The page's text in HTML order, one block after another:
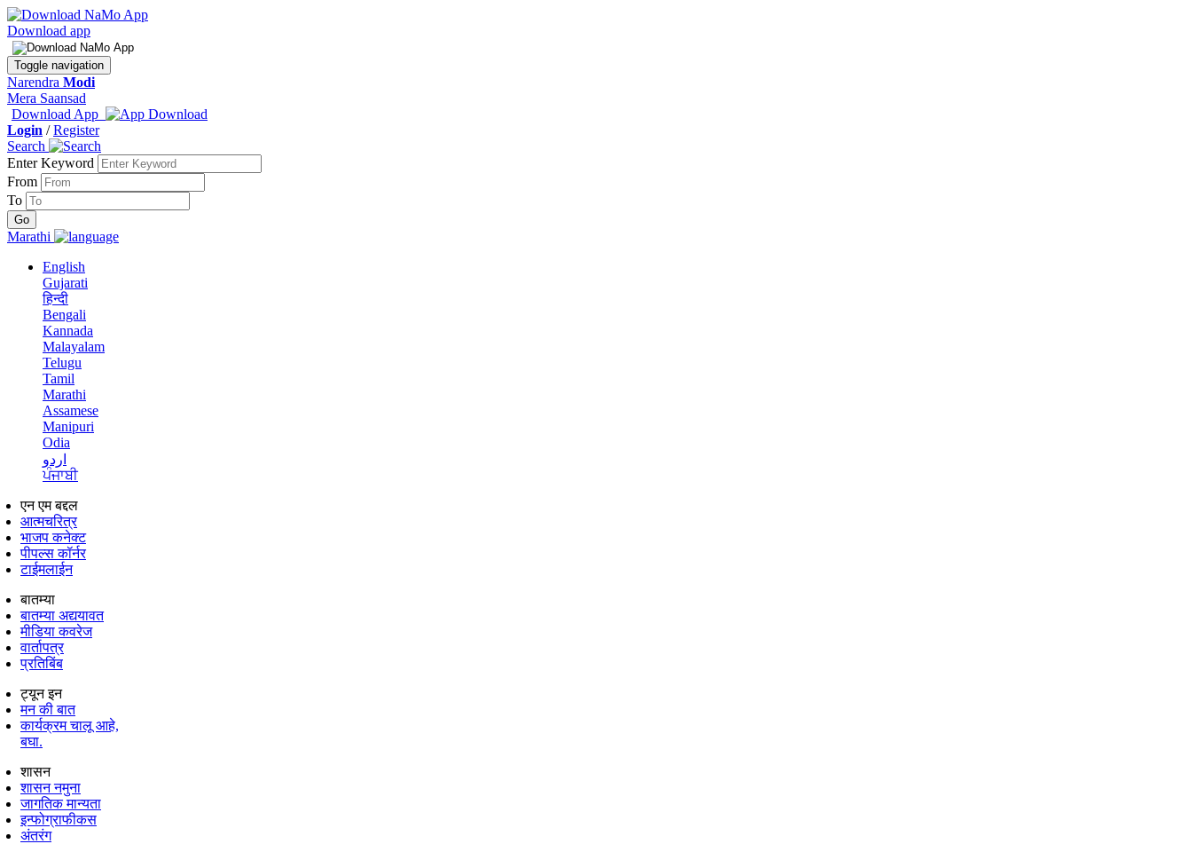
Download app
Toggle navigation
Narendra Modi
Mera Saansad
Download App
Login /Register
Search
Enter Keyword
From
To
Marathi
English
Gujarati
हिन्दी
Bengali
Kannada
Malayalam
Telugu
Tamil
Marathi
Assamese
Manipuri
Odia
اردو
ਪੰਜਾਬੀ
एन एम बद्दल
आत्मचरित्र
भाजप कनेक्ट
पीपल्स कॉर्नर
टाईमलाईन
बातम्या
बातम्या अद्ययावत
मीडिया कवरेज
वार्तापत्र
प्रतिबिंब
ट्यून इन
मन की बात
कार्यक्रम चालू आहे,
बघा.
शासन
शासन नमुना
जागतिक मान्यता
इन्फोग्राफीकस
अंतरंग